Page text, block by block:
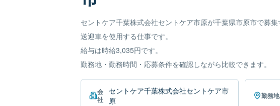
セントケア千葉株式会社セントケア市原が千葉県市原市で募集
送迎車を使用する仕事です。
給与は時給3,035円です。
勤務地・勤務時間・応募条件を確認しながら比較できます。
会
社
セントケア千葉株式会社セントケア市
原
勤務地